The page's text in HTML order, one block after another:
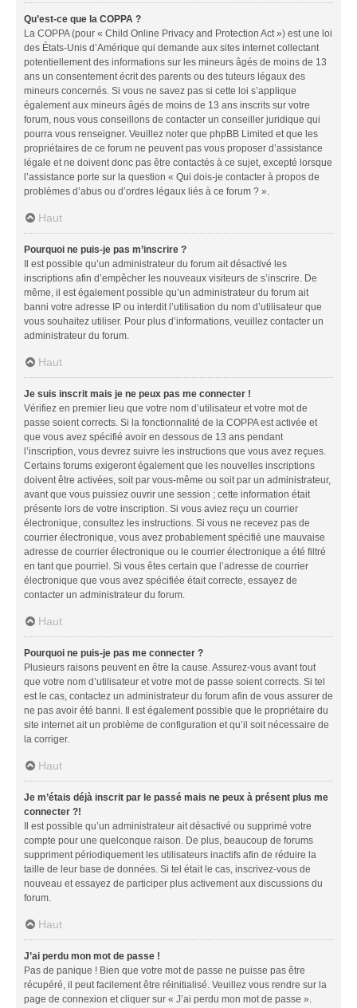
Qu’est-ce que la COPPA ?
La COPPA (pour « Child Online Privacy and Protection Act ») est une loi
des États-Unis d’Amérique qui demande aux sites internet collectant
potentiellement des informations sur les mineurs âgés de moins de 13
ans un consentement écrit des parents ou des tuteurs légaux des
mineurs concernés. Si vous ne savez pas si cette loi s’applique
également aux mineurs âgés de moins de 13 ans inscrits sur votre
forum, nous vous conseillons de contacter un conseiller juridique qui
pourra vous renseigner. Veuillez noter que phpBB Limited et que les
propriétaires de ce forum ne peuvent pas vous proposer d’assistance
légale et ne doivent donc pas être contactés à ce sujet, excepté lorsque
l’assistance porte sur la question « Qui dois-je contacter à propos de
problèmes d’abus ou d’ordres légaux liés à ce forum ? ».
Haut
Pourquoi ne puis-je pas m’inscrire ?
Il est possible qu’un administrateur du forum ait désactivé les
inscriptions afin d’empêcher les nouveaux visiteurs de s’inscrire. De
même, il est également possible qu’un administrateur du forum ait
banni votre adresse IP ou interdit l’utilisation du nom d’utilisateur que
vous souhaitez utiliser. Pour plus d’informations, veuillez contacter un
administrateur du forum.
Haut
Je suis inscrit mais je ne peux pas me connecter !
Vérifiez en premier lieu que votre nom d’utilisateur et votre mot de
passe soient corrects. Si la fonctionnalité de la COPPA est activée et
que vous avez spécifié avoir en dessous de 13 ans pendant
l’inscription, vous devrez suivre les instructions que vous avez reçues.
Certains forums exigeront également que les nouvelles inscriptions
doivent être activées, soit par vous-même ou soit par un administrateur,
avant que vous puissiez ouvrir une session ; cette information était
présente lors de votre inscription. Si vous aviez reçu un courrier
électronique, consultez les instructions. Si vous ne recevez pas de
courrier électronique, vous avez probablement spécifié une mauvaise
adresse de courrier électronique ou le courrier électronique a été filtré
en tant que pourriel. Si vous êtes certain que l’adresse de courrier
électronique que vous avez spécifiée était correcte, essayez de
contacter un administrateur du forum.
Haut
Pourquoi ne puis-je pas me connecter ?
Plusieurs raisons peuvent en être la cause. Assurez-vous avant tout
que votre nom d’utilisateur et votre mot de passe soient corrects. Si tel
est le cas, contactez un administrateur du forum afin de vous assurer de
ne pas avoir été banni. Il est également possible que le propriétaire du
site internet ait un problème de configuration et qu’il soit nécessaire de
la corriger.
Haut
Je m’étais déjà inscrit par le passé mais ne peux à présent plus me
connecter ?!
Il est possible qu’un administrateur ait désactivé ou supprimé votre
compte pour une quelconque raison. De plus, beaucoup de forums
suppriment périodiquement les utilisateurs inactifs afin de réduire la
taille de leur base de données. Si tel était le cas, inscrivez-vous de
nouveau et essayez de participer plus activement aux discussions du
forum.
Haut
J’ai perdu mon mot de passe !
Pas de panique ! Bien que votre mot de passe ne puisse pas être
récupéré, il peut facilement être réinitialisé. Veuillez vous rendre sur la
page de connexion et cliquer sur « J’ai perdu mon mot de passe ».